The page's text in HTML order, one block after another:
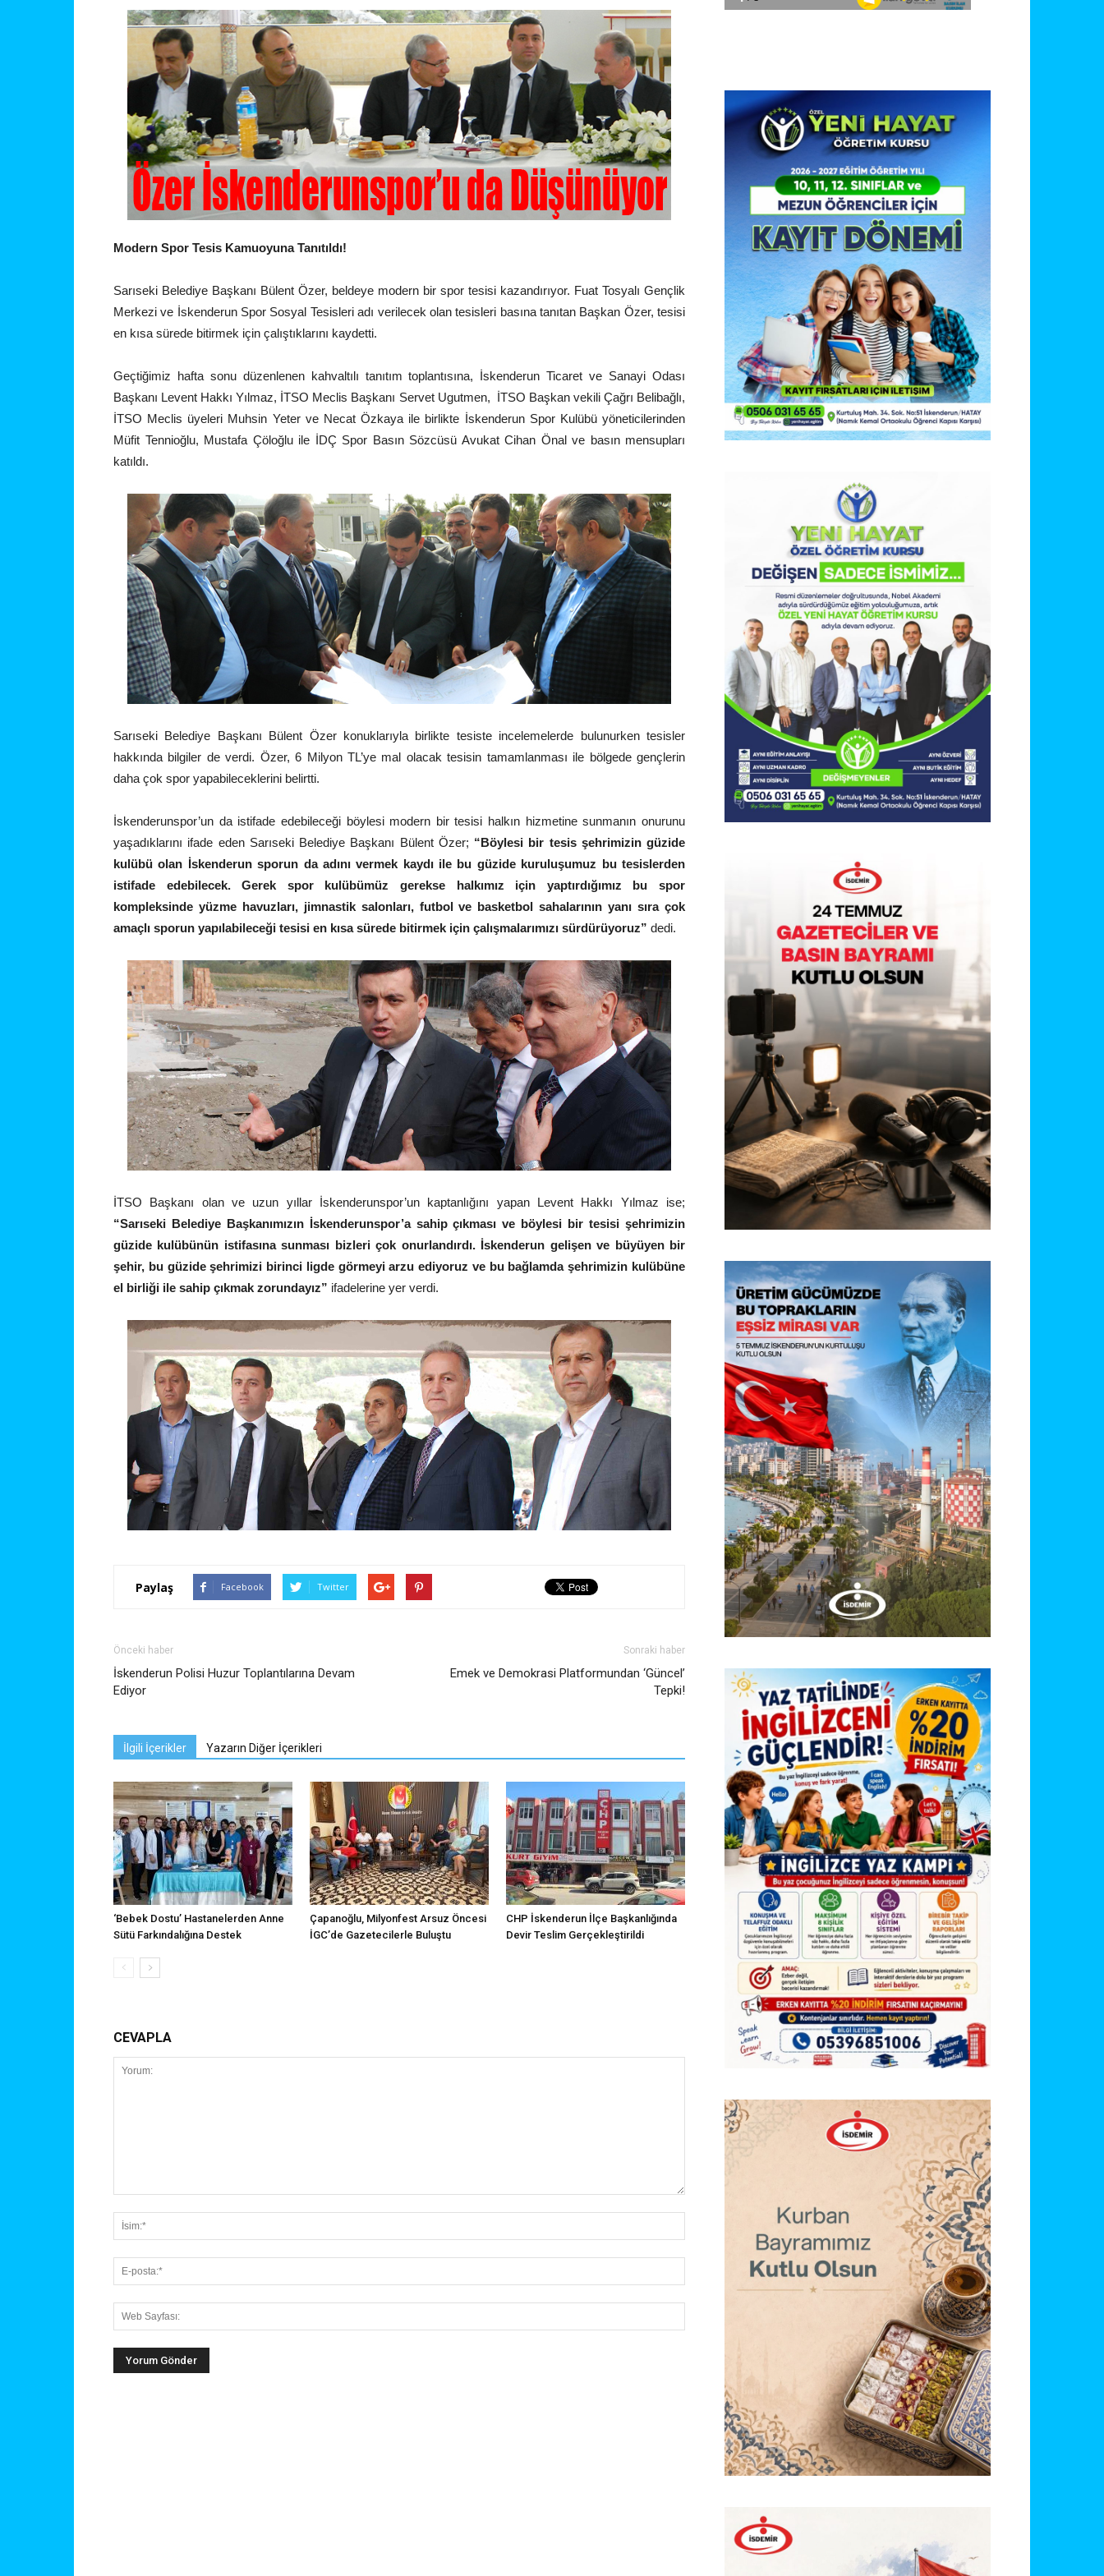
Modern Spor Tesis Kamuoyuna Tanıtıldı!
Sarıseki Belediye Başkanı Bülent Özer, beldeye modern bir spor tesisi kazandırıyor. Fuat Tosyalı Gençlik
Merkezi ve İskenderun Spor Sosyal Tesisleri adı verilecek olan tesisleri basına tanıtan Başkan Özer, tesisi
en kısa sürede bitirmek için çalıştıklarını kaydetti.
Geçtiğimiz hafta sonu düzenlenen kahvaltılı tanıtım toplantısına, İskenderun Ticaret ve Sanayi Odası
Başkanı Levent Hakkı Yılmaz, İTSO Meclis Başkanı Servet Ugutmen, İTSO Başkan vekili Çağrı Belibağlı,
İTSO Meclis üyeleri Muhsin Yeter ve Necat Özkaya ile birlikte İskenderun Spor Kulübü yöneticilerinden
Müfit Tennioğlu, Mustafa Çöloğlu ile İDÇ Spor Basın Sözcüsü Avukat Cihan Önal ve basın mensupları
katıldı.
Sarıseki Belediye Başkanı Bülent Özer konuklarıyla birlikte tesiste incelemelerde bulunurken tesisler
hakkında bilgiler de verdi. Özer, 6 Milyon TL’ye mal olacak tesisin tamamlanması ile bölgede gençlerin
daha çok spor yapabileceklerini belirtti.
İskenderunspor’un da istifade edebileceği böylesi modern bir tesisi halkın hizmetine sunmanın onurunu
yaşadıklarını ifade eden Sarıseki Belediye Başkanı Bülent Özer; “Böylesi bir tesis şehrimizin güzide
kulübü olan İskenderun sporun da adını vermek kaydı ile bu güzide kuruluşumuz bu tesislerden
istifade edebilecek. Gerek spor kulübümüz gerekse halkımız için yaptırdığımız bu spor
kompleksinde yüzme havuzları, jimnastik salonları, futbol ve basketbol sahalarının yanı sıra çok
amaçlı sporun yapılabileceği tesisi en kısa sürede bitirmek için çalışmalarımızı sürdürüyoruz” dedi.
İTSO Başkanı olan ve uzun yıllar İskenderunspor’un kaptanlığını yapan Levent Hakkı Yılmaz ise;
“Sarıseki Belediye Başkanımızın İskenderunspor’a sahip çıkması ve böylesi bir tesisi şehrimizin
güzide kulübünün istifasına sunması bizleri çok onurlandırdı. İskenderun gelişen ve büyüyen bir
şehir, bu güzide şehrimizi birinci ligde görmeyi arzu ediyoruz ve bu bağlamda şehrimizin kulübüne
el birliği ile sahip çıkmak zorundayız” ifadelerine yer verdi.
Paylaş Facebook Twitter
Önceki haber
İskenderun Polisi Huzur Toplantılarına Devam
Ediyor
Sonraki haber
Emek ve Demokrasi Platformundan ‘Güncel’
Tepki!
İlgili İçerikler Yazarın Diğer İçerikleri
‘Bebek Dostu’ Hastanelerden Anne
Sütü Farkındalığına Destek
Çapanoğlu, Milyonfest Arsuz Öncesi
İGC’de Gazetecilerle Buluştu
CHP İskenderun İlçe Başkanlığında
Devir Teslim Gerçekleştirildi
CEVAPLA